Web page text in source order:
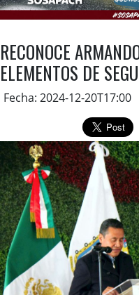
RECONOCE
ELEMENTOS DE
Fecha: 2024-12-20T17:00